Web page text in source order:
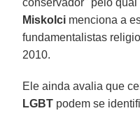
Miskolci menciona a
fundamentalistas
2010.
Ele ainda avalia que
LGBT podem se